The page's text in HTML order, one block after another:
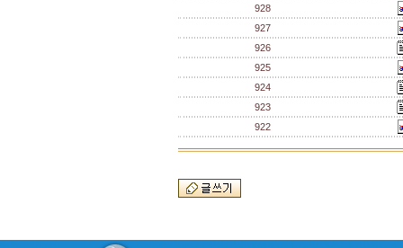
928
927
926
925
924
923
922